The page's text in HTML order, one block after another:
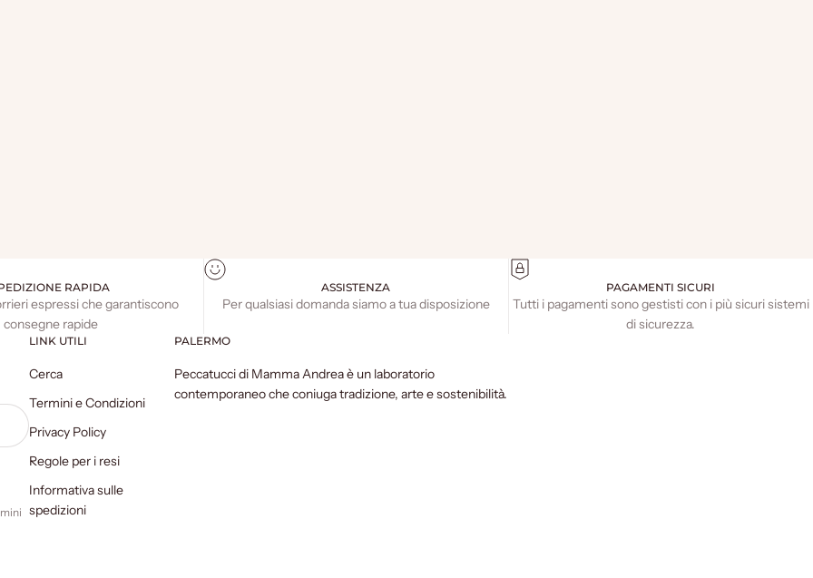
RAPIDA
espressi che garantiscono
consegne rapide
ASSISTENZA
Per qualsiasi domanda siamo a tua disposizione
PAGAMENTI SICURI
Tutti i pagamenti sono gestisti con i più sicuri sistemi
di sicurezza.
LINK UTILI
Cerca
Termini e Condizioni
Privacy Policy
Regole per i resi
Informativa sulle
spedizioni
PALERMO
Peccatucci di Mamma Andrea è un laboratorio
contemporaneo che coniuga tradizione, arte e sostenibilità.